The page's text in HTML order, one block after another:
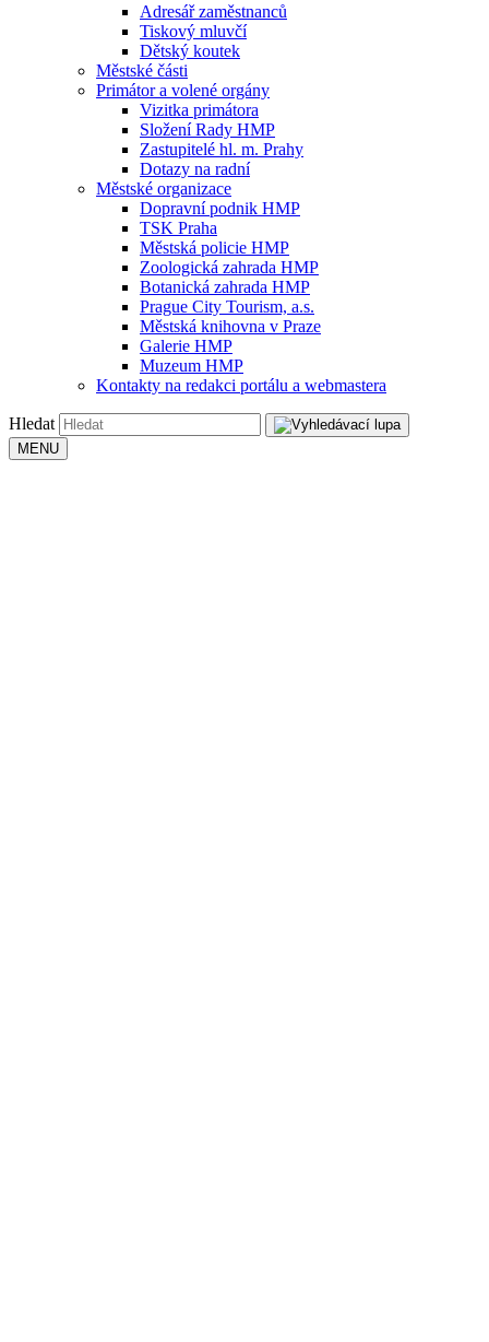
Adresář zaměstnanců
Tiskový mluvčí
Dětský koutek
Městské části
Primátor a volené orgány
Vizitka primátora
Složení Rady HMP
Zastupitelé hl. m. Prahy
Dotazy na radní
Městské organizace
Dopravní podnik HMP
TSK Praha
Městská policie HMP
Zoologická zahrada HMP
Botanická zahrada HMP
Prague City Tourism, a.s.
Městská knihovna v Praze
Galerie HMP
Muzeum HMP
Kontakty na redakci portálu a webmastera
Hledat
MENU